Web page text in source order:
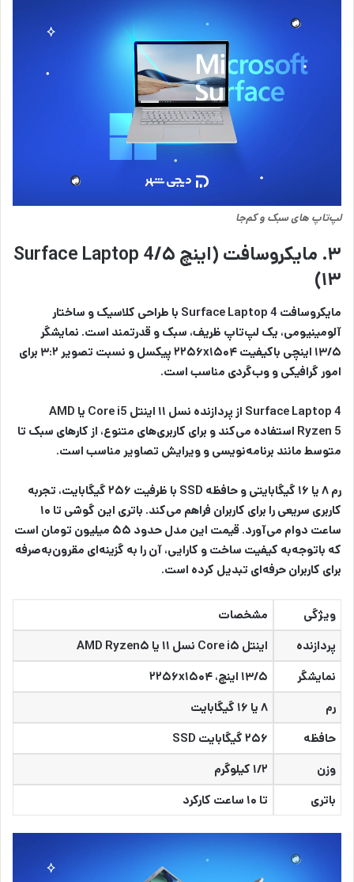
لپ‌‌تاپ های سبک و کم‌جا
۳. مایکروسافت (اینچ ۵/Surface Laptop 4
(۱۳
مایکروسافت Surface Laptop 4 با طراحی کلاسیک و ساختار
آلومینیومی، یک لپ‌تاپ ظریف، سبک و قدرتمند است. نمایشگر
۱۳/۵ اینچی باکیفیت ۲۲۵۶x۱۵۰۴ پیکسل و نسبت تصویر ۳:۲ برای
امور گرافیکی و وب‌گردی مناسب است.
Surface Laptop 4 از پردازنده نسل ۱۱ اینتل Core i5 یا AMD
Ryzen 5 استفاده می‌کند و برای کاربری‌های متنوع، از کارهای سبک تا
متوسط مانند برنامه‌نویسی و ویرایش تصاویر مناسب است.
رم ۸ یا ۱۶ گیگابایتی و حافظه SSD با ظرفیت ۲۵۶ گیگابایت، تجربه
کاربری سریعی را برای کاربران فراهم می‌کند. باتری این گوشی تا ۱۰
ساعت دوام می‌آورد.
قیمت این مدل حدود ۵۵ میلیون تومان است
که باتوجه‌به کیفیت ساخت و کارایی، آن را به گزینه‌ای مقرون‌به‌صرفه
برای کاربران حرفه‌ای تبدیل کرده است.
ویژگی
مشخصات
پردازنده
اینتل Core i۵ نسل ۱۱ یا AMD Ryzen۵
نمایشگر
۱۳/۵ اینچ، ۲۲۵۶x۱۵۰۴
رم
۸ یا ۱۶ گیگابایت
حافظه
۲۵۶ گیگابایت SSD
وزن
۱/۲ کیلوگرم
باتری
تا ۱۰ ساعت کارکرد